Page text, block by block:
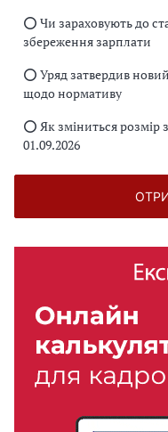
⭕️ Чи зараховують до
збереження зарплати
⭕️ Уряд затвердив
щодо нормативу
⭕️ Як зміниться розмір
01.09.2026